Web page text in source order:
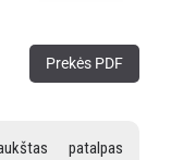
Prekės PDF
patalpas